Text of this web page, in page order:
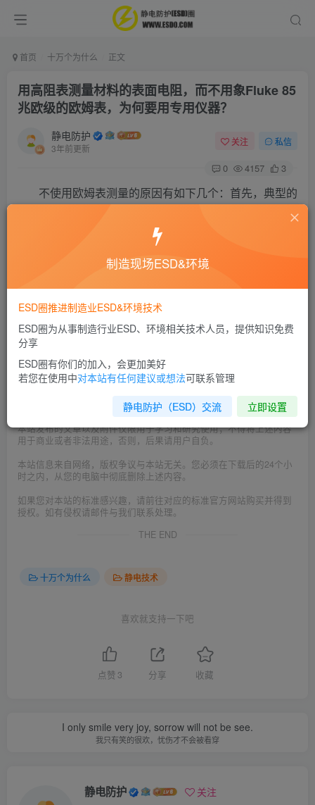
首页 十万个为什么 正文
用高阻表测量材料的表面电阻，而不用象Fluke 85
兆欧级的欧姆表，为何要用专用仪器？
静电防护
3年前更新
关注 私信
0 4157 3
不使用欧姆表测量的原因有如下几个：首先，典型的
试仪（开路电压9 — 30伏（取决于生产商））完全不同
的读数。较低的测试（开路状态）电压将获得较高的电
会自动发出提示。
©版权声明
ESD圈收集整理分享，如转载请注明出处；
如有侵权，请邮件联系 admin@esd0.com 删除。
=======================================
本站发布的文章以及附件仅限用于学习和研究使用；不得将上述内容
用于商业或者非法用途，否则，后果请用户自负。
本站信息来自网络，版权争议与本站无关。您必须在下载后的24个小
时之内，从您的电脑中彻底删除上述内容。
如果您对本站的标准感兴趣，请前往对应的标准官方网站购买并得到
授权。如有侵权请邮件与我们联系处理。
THE END
十万个为什么 静电技术
喜欢就支持一下吧
点赞 3 分享 收藏
I only smile very joy, sorrow will not be see.
我只有笑的很欢，忧伤才不会被看穿
静电防护 关注
制造现场ESD&环境
ESD圈推进制造业ESD&环境技术
ESD圈为从事制造行业ESD、环境相关技术人员，提供知识免费
分享
ESD圈有你们的加入，会更加美好
若您在使用中对本站有任何建议或想法可联系管理
静电防护（ESD）交流 立即设置